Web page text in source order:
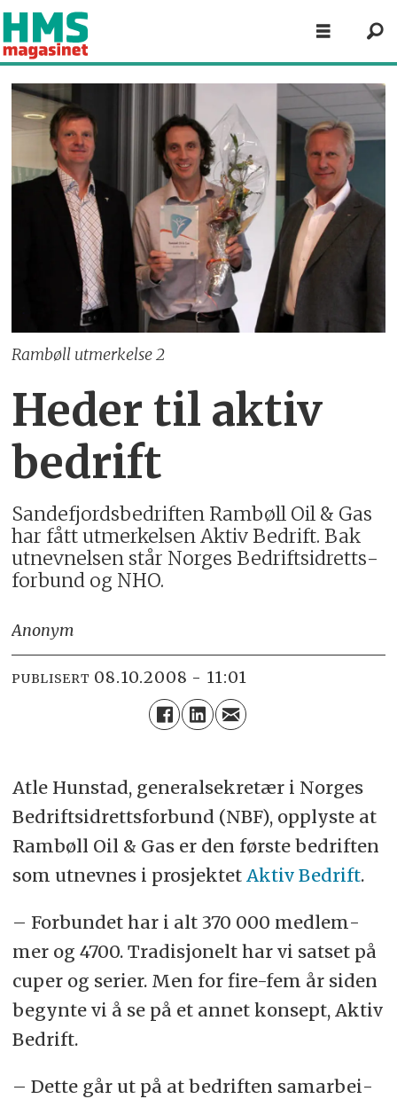
Rambøll utmerkelse 2
Heder til aktiv
bedrift
San­de­fjords­be­drif­ten Ram­bøll Oil & Gas
har fått ut­mer­kel­sen Aktiv Bedrift. Bak
ut­nev­nel­sen står Nor­ges Be­drifts­id­retts­
for­bund og NHO.
Anonym
PUBLISERT 08.10.2008 - 11:01
Atle Hun­stad, ge­ne­ral­sek­re­tær i Nor­ges
Be­drifts­id­retts­for­bund (NBF), opp­lys­te at
Ram­bøll Oil & Gas er den før­s­te be­drif­ten
som ut­nev­nes i pro­sjek­tet Aktiv Bedrift.
– For­bun­det har i alt 370 000 med­lem­
mer og 4700. Tra­di­sjo­nelt har vi sat­set på
cu­per og se­ri­er. Men for fire-fem år si­den
be­gyn­te vi å se på et an­net kon­sept, Aktiv
Be­drift.
– Dette går ut på at be­drif­ten sam­ar­bei­